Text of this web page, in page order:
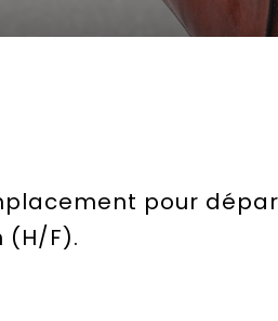
pour
(H/F).